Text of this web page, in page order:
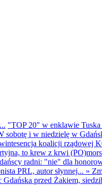
"TOP 20" w enklawie
sobotę i w niedzielę w
koalicji rządowej
to krew z krwi
radni: "nie" dla
PRL, autor słynnej... »
przed Żakiem,